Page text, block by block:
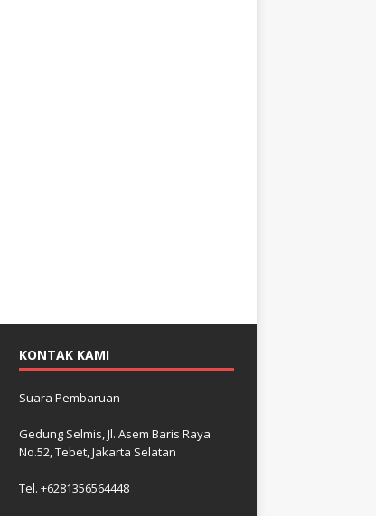
KONTAK KAMI
Suara Pembaruan
Gedung Selmis, Jl. Asem Baris Raya
No.52, Tebet, Jakarta Selatan
Tel. +6281356564448